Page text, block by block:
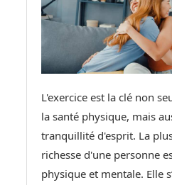
L'exercice est la clé non
la santé physique, mais
tranquillité d'esprit. La
richesse d'une personne
physique et mentale. Elle